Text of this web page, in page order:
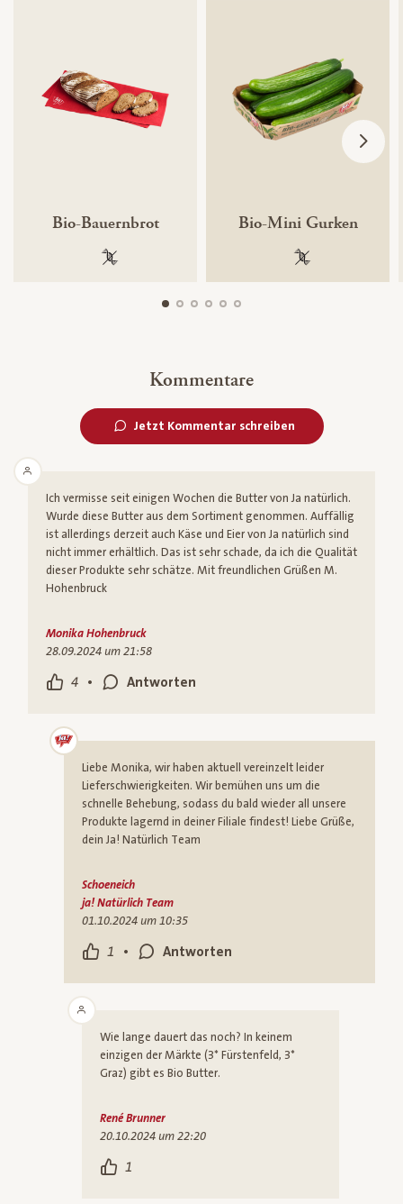
Bio-Bauernbrot
100 % gentechnikfrei
Bio-Mini Gurken
100 %
Kommentare
Jetzt Kommentar schreiben
Ich vermisse seit einigen Wochen die Butter von Ja natürlich.
Wurde diese Butter aus dem Sortiment genommen. Auffällig
ist allerdings derzeit auch Käse und Eier von Ja natürlich sind
nicht immer erhältlich. Das ist sehr schade, da ich die Qualität
dieser Produkte sehr schätze. Mit freundlichen Grüßen M.
Hohenbruck
4 • Antworten
Monika Hohenbruck
28.09.2024 um 21:58
Liebe Monika, wir haben aktuell vereinzelt leider
Lieferschwierigkeiten. Wir bemühen uns um die
schnelle Behebung, sodass du bald wieder all unsere
Produkte lagernd in deiner Filiale findest! Liebe Grüße,
dein Ja! Natürlich Team
1 • Antworten
Schoeneich
ja! Natürlich Team
01.10.2024 um 10:35
Wie lange dauert das noch? In keinem
einzigen der Märkte (3* Fürstenfeld, 3*
Graz) gibt es Bio Butter.
1
René Brunner
20.10.2024 um 22:20